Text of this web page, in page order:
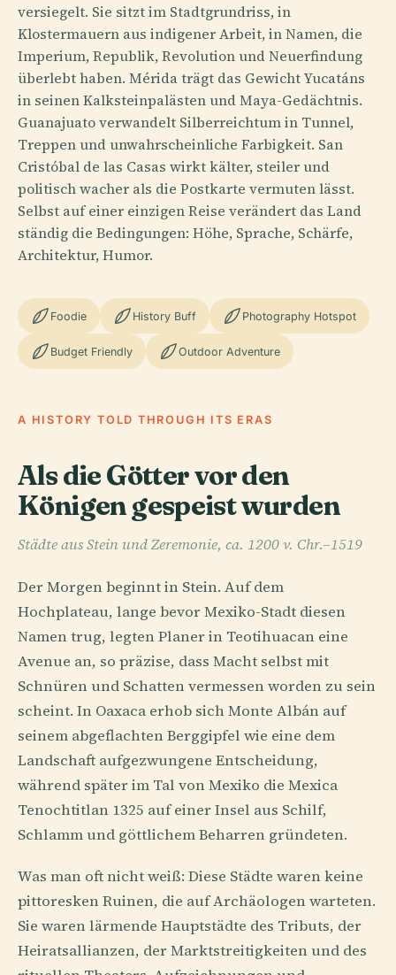
versiegelt. Sie sitzt im Stadtgrundriss, in
Klostermauern aus indigener Arbeit, in Namen, die
Imperium, Republik, Revolution und Neuerfindung
überlebt haben. Mérida trägt das Gewicht Yucatáns
in seinen Kalksteinpalästen und Maya-Gedächtnis.
Guanajuato verwandelt Silberreichtum in Tunnel,
Treppen und unwahrscheinliche Farbigkeit. San
Cristóbal de las Casas wirkt kälter, steiler und
politisch wacher als die Postkarte vermuten lässt.
Selbst auf einer einzigen Reise verändert das Land
ständig die Bedingungen: Höhe, Sprache, Schärfe,
Architektur, Humor.
Foodie History Buff Photography Hotspot
Budget Friendly Outdoor Adventure
A HISTORY TOLD THROUGH ITS ERAS
Als die Götter vor den
Königen gespeist wurden
Städte aus Stein und Zeremonie, ca. 1200 v. Chr.–1519
Der Morgen beginnt in Stein. Auf dem
Hochplateau, lange bevor Mexiko-Stadt diesen
Namen trug, legten Planer in Teotihuacan eine
Avenue an, so präzise, dass Macht selbst mit
Schnüren und Schatten vermessen worden zu sein
scheint. In Oaxaca erhob sich Monte Albán auf
seinem abgeflachten Berggipfel wie eine dem
Landschaft aufgezwungene Entscheidung,
während später im Tal von Mexiko die Mexica
Tenochtitlan 1325 auf einer Insel aus Schilf,
Schlamm und göttlichem Beharren gründeten.
Was man oft nicht weiß: Diese Städte waren keine
pittoresken Ruinen, die auf Archäologen warteten.
Sie waren lärmende Hauptstädte des Tributs, der
Heiratsallianzen, der Marktstreitigkeiten und des